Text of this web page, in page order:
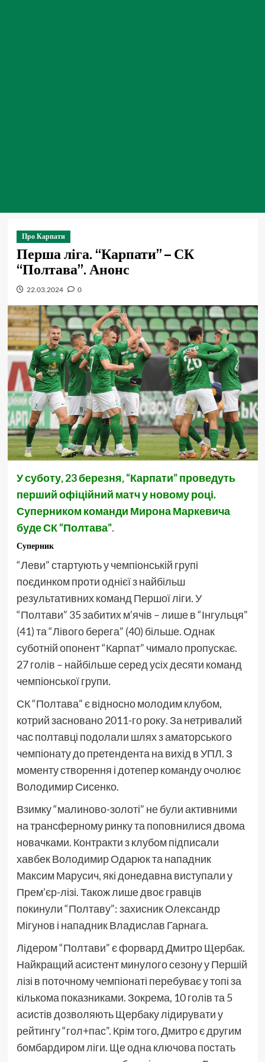
Про Карпати
Перша ліга. “Карпати” – СК
“Полтава”. Анонс
22.03.2024 0
У суботу, 23 березня, “Карпати” проведуть
перший офіційний матч у новому році.
Суперником команди Мирона Маркевича
буде СК “Полтава”.
Суперник
“Леви” стартують у чемпіонській групі
поєдинком проти однієї з найбільш
результативних команд Першої ліги. У
“Полтави” 35 забитих м’ячів – лише в “Інгульця”
(41) та “Лівого берега” (40) більше. Однак
суботній опонент “Карпат” чимало пропускає.
27 голів – найбільше серед усіх десяти команд
чемпіонської групи.
СК “Полтава” є відносно молодим клубом,
котрий засновано 2011-го року. За нетривалий
час полтавці подолали шлях з аматорського
чемпіонату до претендента на вихід в УПЛ. З
моменту створення і дотепер команду очолює
Володимир Сисенко.
Взимку “малиново-золоті” не були активними
на трансферному ринку та поповнилися двома
новачками. Контракти з клубом підписали
хавбек Володимир Одарюк та нападник
Максим Марусич, які донедавна виступали у
Прем’єр-лізі. Також лише двоє гравців
покинули “Полтаву”: захисник Олександр
Мігунов і нападник Владислав Гарнага.
Лідером “Полтави” є форвард Дмитро Щербак.
Найкращий асистент минулого сезону у Першій
лізі в поточному чемпіонаті перебуває у топі за
кількома показниками. Зокрема, 10 голів та 5
асистів дозволяють Щербаку лідирувати у
рейтингу “гол+пас”. Крім того, Дмитро є другим
бомбардиром ліги. Ще одна ключова постать